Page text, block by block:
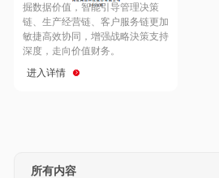
Hong Kong
掘数据价值，智能引导管理决策
链、生产经营链、客户服务链更加
敏捷高效协同，增强战略決策支持
深度，走向价值财务。
进入详情
所有内容